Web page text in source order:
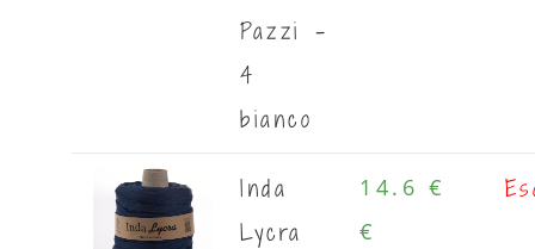
Pazzi -
4
bianco
Inda
Lycra
14.6 €
€